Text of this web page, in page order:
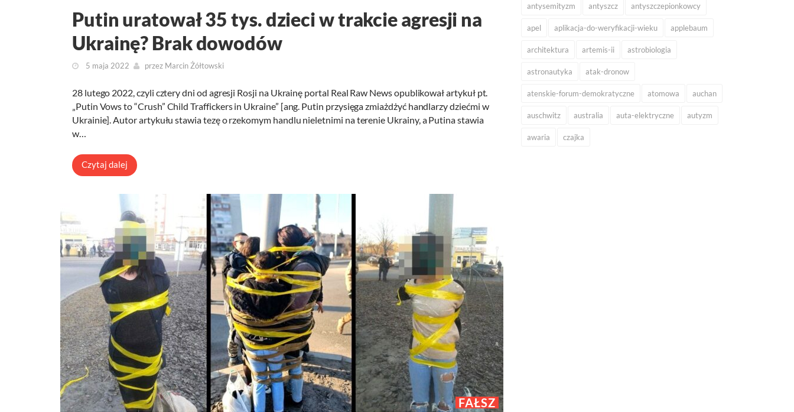
Putin uratował 35 tys. dzieci w trakcie agresji na
Ukrainę? Brak dowodów
5 maja 2022 przez Marcin Żółtowski
28 lutego 2022, czyli cztery dni od agresji Rosji na Ukrainę portal Real Raw News opublikował artykuł pt.
„Putin Vows to “Crush” Child Traffickers in Ukraine” [ang. Putin przysięga zmiażdżyć handlarzy dziećmi w
Ukrainie]. Autor artykułu stawia tezę o rzekomym handlu nieletnimi na terenie Ukrainy, a Putina stawia
w…
Czytaj dalej
FAŁSZ
antysemityzm antyszcz antyszczepionkowcy
apel aplikacja-do-weryfikacji-wieku applebaum
architektura artemis-ii astrobiologia
astronautyka atak-dronow
atenskie-forum-demokratyczne atomowa auchan
auschwitz australia auta-elektryczne autyzm
awaria czajka